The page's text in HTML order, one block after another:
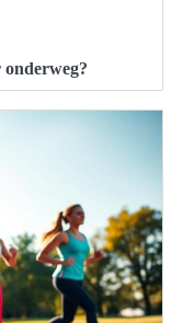
onderweg?